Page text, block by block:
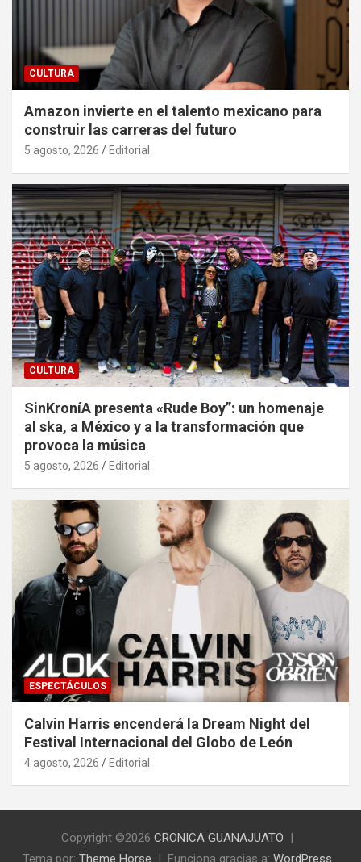
CULTURA
Amazon invierte en el talento mexicano para
construir las carreras del futuro
5 agosto, 2026 Editorial
CULTURA
SinKroníA presenta «Rude Boy”: un homenaje
al ska, a México y a la transformación que
provoca la música
5 agosto, 2026 Editorial
ESPECTÁCULOS
Calvin Harris encenderá la Dream Night del
Festival Internacional del Globo de León
4 agosto, 2026 Editorial
Copyright ©2026 CRONICA GUANAJUATO
Tema por: Theme Horse Funciona gracias a: WordPress